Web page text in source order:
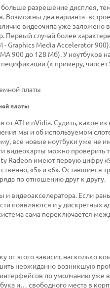
больше разрешение дисплея,
Возможны два варианта -
видеочипа уже заложено в
Первый случай более
- Graphics Media Accelerator
900 до 128 Мб). У ноутбуков
(к примеру, чипсет
платы
ATI и nVidia. Судить, какое
мы и об используемом
все новые ноутбуки уже не
видеокарты можно проверить
Radeon имеют первую цифру
«5» и «6». Оставшиеся
по отношению друг к другу.
и видеоакселератора. Если
появляются и у дискретных
сама переключается
от этого зависит, насколько
неожиданно возникшую
по умолчанию уже
и… свободного места в